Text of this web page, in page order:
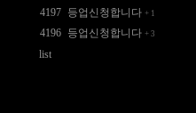
4197 등업신청합니다 + 1
4196 등업신청합니다 + 3
list